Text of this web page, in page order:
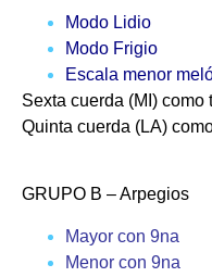
Modo Lidio
Modo Frigio
Escala menor
Sexta cuerda (MI)
Quinta cuerda (LA)
GRUPO B – Arpegios
Mayor con 9na
Menor con 9na